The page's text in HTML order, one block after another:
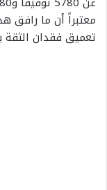
معتبراً أن ما رافق
تعميق فقدان الثقة